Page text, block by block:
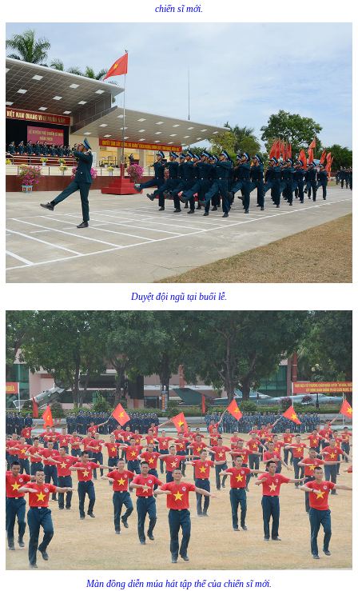
chiến sĩ mới.
Duyệt đội ngũ tại buổi lễ.
Màn đồng diễn múa hát tập thể của chiến sĩ mới.